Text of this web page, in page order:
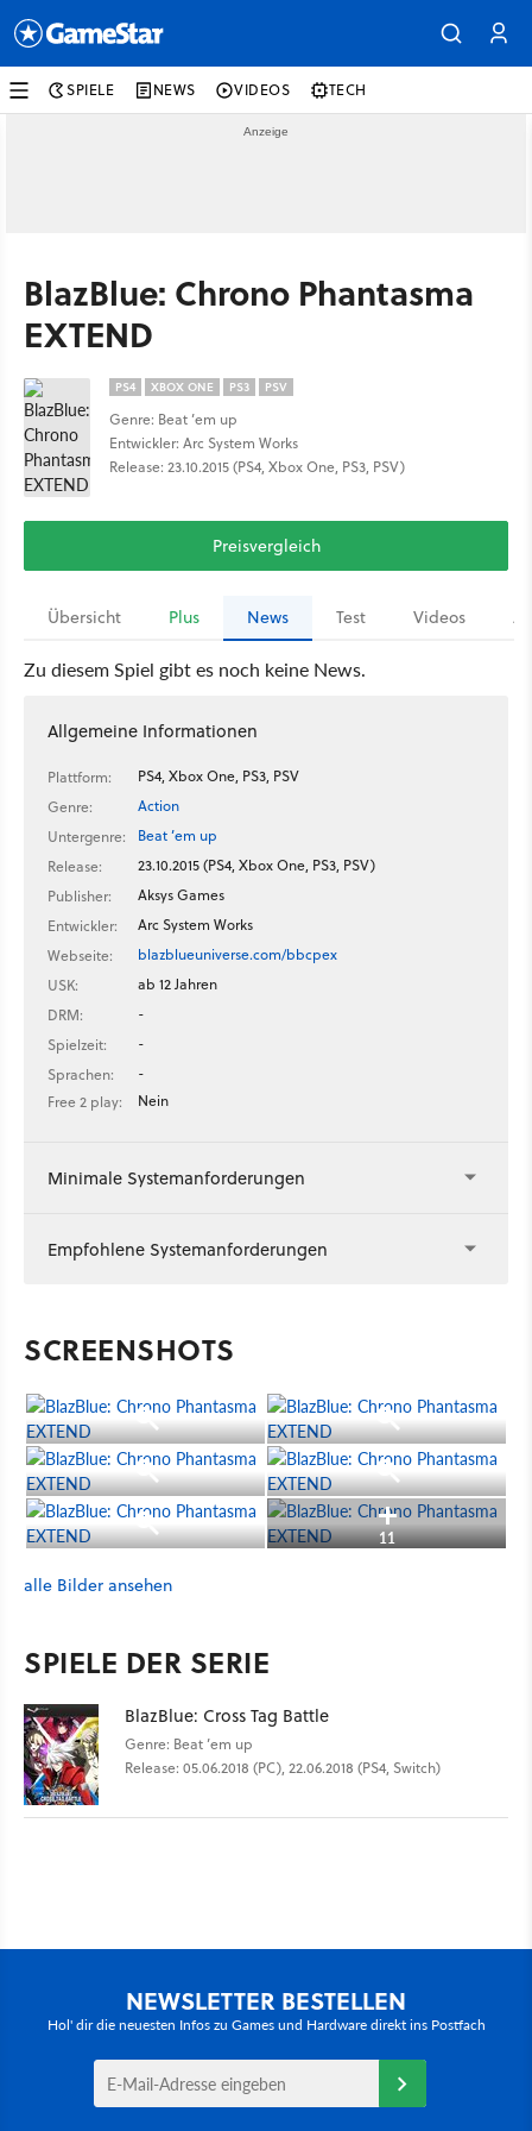
SPIELE NEWS VIDEOS TECH
BlazBlue: Chrono Phantasma
EXTEND
PS4 XBOX ONE PS3 PSV
Genre: Beat ’em up
Entwickler: Arc System Works
Release: 23.10.2015 (PS4, Xbox One, PS3, PSV)
Preisvergleich
Übersicht Plus News Test Videos
Zu diesem Spiel gibt es noch keine News.
Allgemeine Informationen
Plattform:
PS4, Xbox One, PS3, PSV
Genre:
Action
Untergenre:
Beat ’em up
Release:
23.10.2015 (PS4, Xbox One, PS3, PSV)
Publisher:
Aksys Games
Entwickler:
Arc System Works
Webseite:
blazblueuniverse.com/bbcpex
USK:
ab 12 Jahren
DRM:
-
Spielzeit:
-
Sprachen:
-
Free 2 play:
Nein
Minimale Systemanforderungen
Empfohlene Systemanforderungen
SCREENSHOTS
11
alle Bilder ansehen
SPIELE DER SERIE
BlazBlue: Cross Tag Battle
Genre: Beat ’em up
Release: 05.06.2018 (PC), 22.06.2018 (PS4, Switch)
NEWSLETTER BESTELLEN
Hol' dir die neuesten Infos zu Games und Hardware direkt ins Postfach